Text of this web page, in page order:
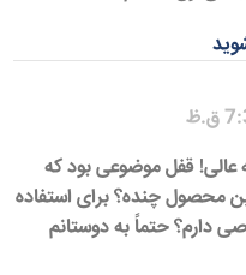
عالی! قفل موضوعی بود که
محصول چنده؟ برای استفاده
دارم؟ حتماً به دوستانم